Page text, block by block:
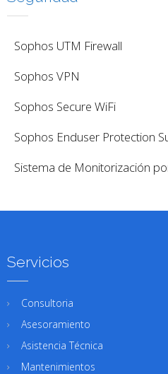
Sophos UTM Firewall
Sophos VPN
Sophos Secure WiFi
Sophos Enduser Protection
Sistema de Monitorización
Servicios
Consultoria
Asesoramiento
Asistencia Técnica
Mantenimientos